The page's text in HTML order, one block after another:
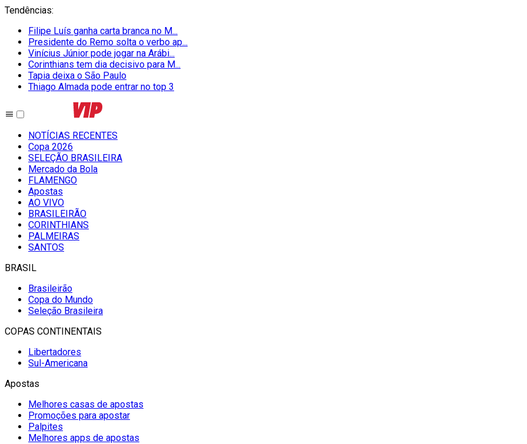
Tendências:
Filipe Luís ganha carta branca no M...
Presidente do Remo solta o verbo ap...
Vinícius Júnior pode jogar na Arábi...
Corinthians tem dia decisivo para M...
Tapia deixa o São Paulo
Thiago Almada pode entrar no top 3
NOTÍCIAS RECENTES
Copa 2026
SELEÇÃO BRASILEIRA
Mercado da Bola
FLAMENGO
Apostas
AO VIVO
BRASILEIRÃO
CORINTHIANS
PALMEIRAS
SANTOS
BRASIL
Brasileirão
Copa do Mundo
Seleção Brasileira
COPAS CONTINENTAIS
Libertadores
Sul-Americana
Apostas
Melhores casas de apostas
Promoções para apostar
Palpites
Melhores apps de apostas